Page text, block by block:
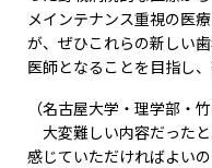
メインテナンス重視の医
が、ぜひこれらの新しい
医師となることを目指し
（名古屋大学・理学部・竹
大変難しい内容だった
感じていただければよい